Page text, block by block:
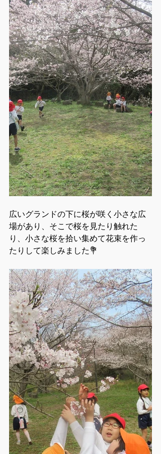
広いグランドの下に桜が咲く小さな広
場があり、そこで桜を見たり触れた
り、小さな桜を拾い集めて花束を作っ
たりして楽しみました💐